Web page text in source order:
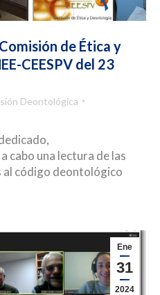
de Ética y
CEESPV del 23
Deontológica
cabo una lectura de las
al código deontológico
Ene
31
2024